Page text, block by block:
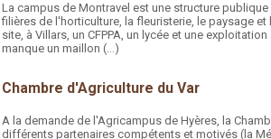
La campus de Montravel est une structure
filières de l'horticulture, la fleuristerie, le paysage
site, à Villars, un CFPPA, un lycée et une
manque un maillon (…)
Chambre d'Agriculture du Var
A la demande de l'Agricampus de Hyères, la
différents partenaires compétents et motivés (la